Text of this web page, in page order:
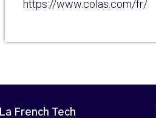
https://www.colas.com/fr/
La French Tech